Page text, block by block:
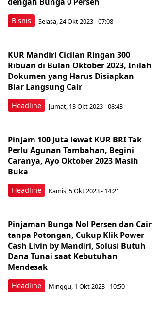
Bisnis Selasa, 24 Okt 2023 - 07:08
Headline
KUR Mandiri Cicilan Ringan 300
Ribuan di Bulan Oktober 2023, Inilah
Dokumen yang Harus Disiapkan
Biar Langsung Cair
Jumat, 13 Okt 2023 - 08:43
Headline
Pinjam 100 Juta lewat KUR BRI Tak
Perlu Agunan Tambahan, Begini
Caranya, Ayo Oktober 2023 Masih
Buka
Kamis, 5 Okt 2023 - 14:21
Headline
Pinjaman Bunga Nol Persen dan Cair
tanpa Potongan, Cukup Klik Power
Cash Livin by Mandiri, Solusi Butuh
Dana Tunai saat Kebutuhan
Mendesak
Minggu, 1 Okt 2023 - 10:50